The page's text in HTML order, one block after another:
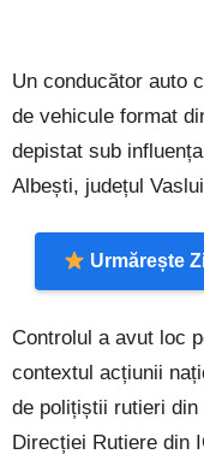
Un conducător auto
de vehicule format
depistat sub
Albești, județul
Urmărește
Controlul a avut loc
contextul acțiunii
de polițiștii rutieri
Direcției Rutiere din